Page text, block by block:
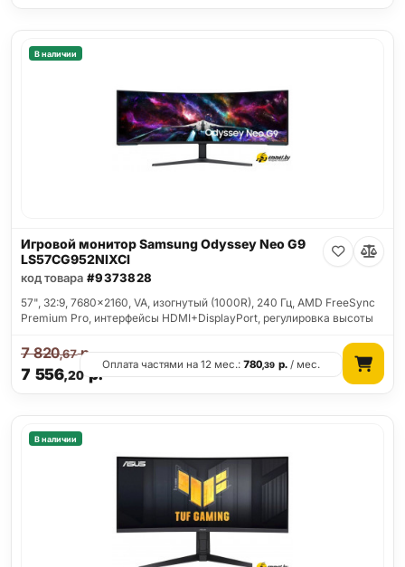
В наличии
Игровой монитор Samsung Odyssey Neo G9
LS57CG952NIXCI
код товара #9373828
57", 32:9, 7680x2160, VA, изогнутый (1000R), 240 Гц, AMD FreeSync
Premium Pro, интерфейсы HDMI+DisplayPort, регулировка высоты
7 556,20 р.
7 820,67р.
Оплата частями на 12 мес.:780,39 р./ мес.
В наличии